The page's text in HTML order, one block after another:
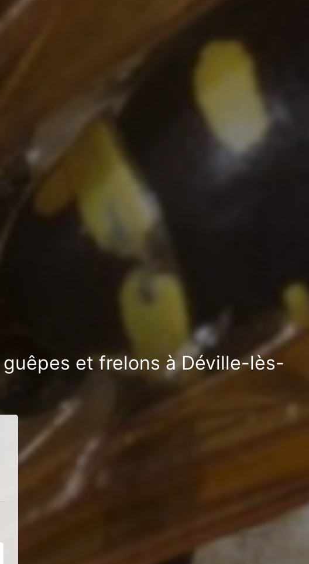
et frelons à Déville-lès-